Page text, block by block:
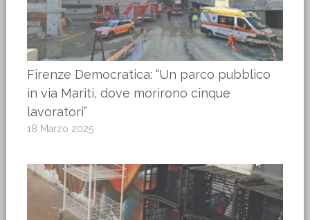
Firenze Democratica: “Un parco pubblico
in via Mariti, dove morirono cinque
lavoratori”
18 Marzo 2025